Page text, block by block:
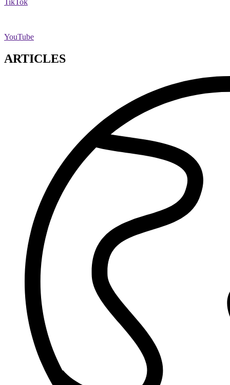
TikTok
YouTube
ARTICLES